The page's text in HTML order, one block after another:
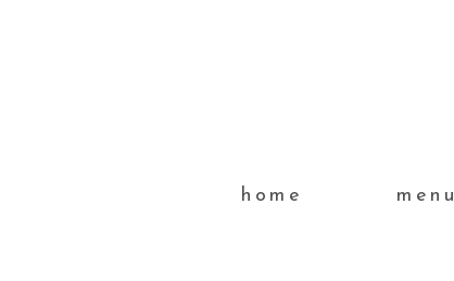
home menu